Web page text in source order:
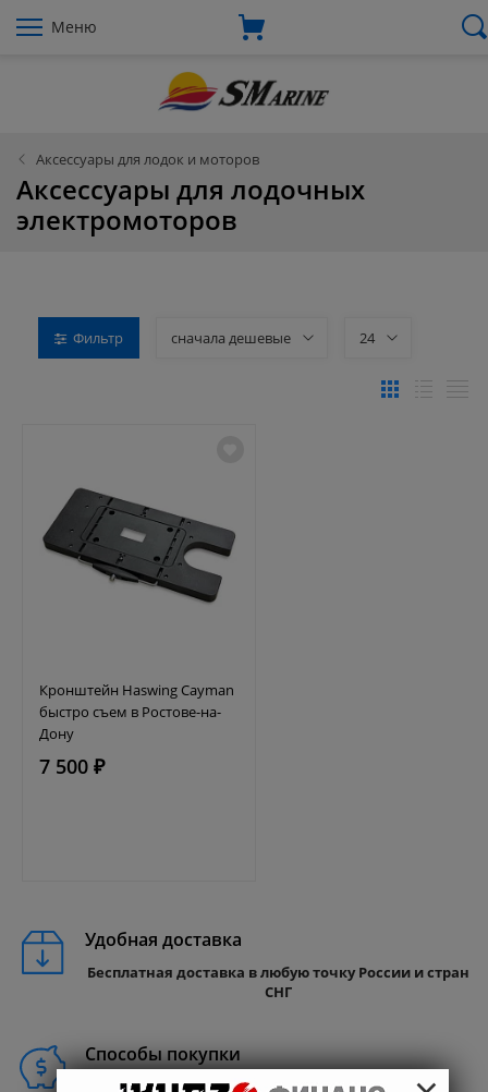
Меню
Аксессуары для лодок и моторов
Аксессуары для лодочных
электромоторов
Фильтр сначала дешевые 24
Кронштейн Haswing Cayman
быстро съем в Ростове-на-
Дону
7 500 ₽
Удобная доставка
Бесплатная доставка в любую точку России и стран
СНГ
Способы покупки